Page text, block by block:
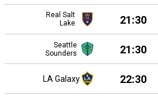
Real Salt
Lake
21:30
Seattle
Sounders
21:30
LA Galaxy 22:30